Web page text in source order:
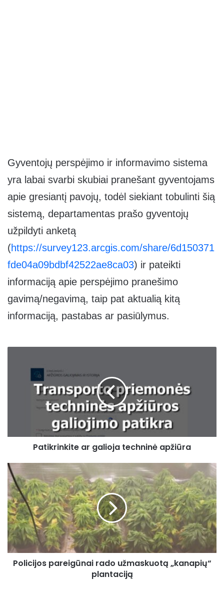
Gyventojų perspėjimo ir informavimo sistema
yra labai svarbi skubiai pranešant gyventojams
apie gresiantį pavojų, todėl siekiant tobulinti šią
sistemą, departamentas prašo gyventojų
užpildyti anketą
(https://survey123.arcgis.com/share/6d150371
fde04a09bdbf42522ae8ca03) ir pateikti
informaciją apie perspėjimo pranešimo
gavimą/negavimą, taip pat aktualią kitą
informaciją, pastabas ar pasiūlymus.
techninė
Patikrinkite ar galioja techninė apžiūra
Policijos
pareigūnai
rado
užmaskuotą
„kanapių“
plantaciją
Policijos pareigūnai rado užmaskuotą „kanapių“
plantaciją